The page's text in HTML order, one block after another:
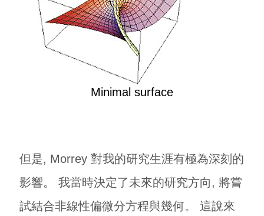
Minimal surface
但是, Morrey 對我的研究生涯有極為深刻的
影響。 我當時決定了未來的研究方向, 將嘗
試結合非線性偏微分方程與幾何。 這說來